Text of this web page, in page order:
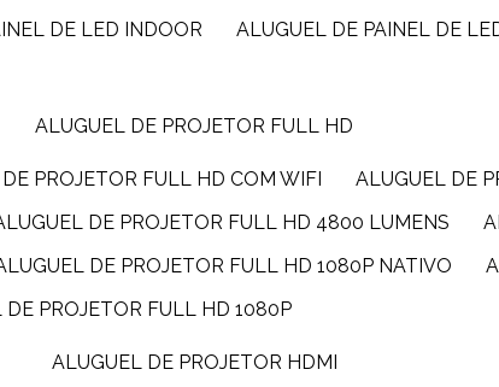
DE LED INDOOR
ALUGUEL DE PAINEL DE
ALUGUEL DE PROJETOR FULL HD
DE PROJETOR FULL HD COM WIFI
ALUGUEL DE
ALUGUEL DE PROJETOR FULL HD 4800 LUMENS
ALUGUEL DE PROJETOR FULL HD 1080P NATIVO
DE PROJETOR FULL HD 1080P
ALUGUEL DE PROJETOR HDMI